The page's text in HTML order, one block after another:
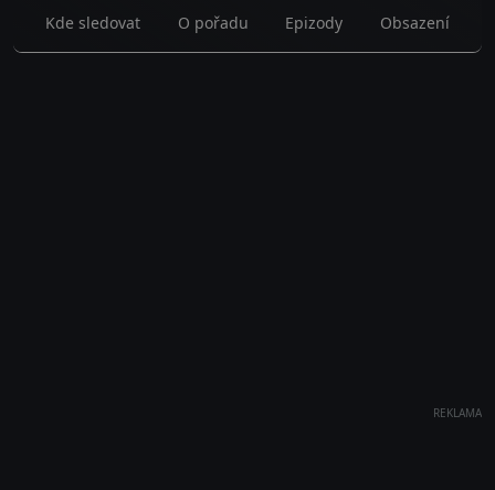
Kde sledovat O pořadu Epizody Obsazení
REKLAMA